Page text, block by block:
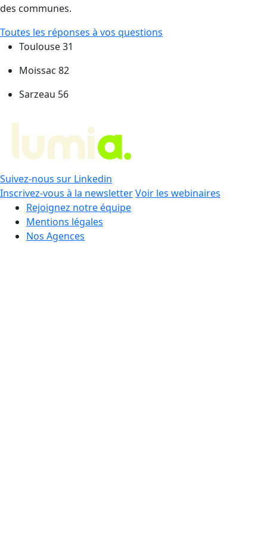
des communes.
Toutes les réponses à vos questions
Toulouse 31
Moissac 82
Sarzeau 56
Suivez-nous sur Linkedin
Inscrivez-vous à la newsletterVoir les webinaires
Rejoignez notre équipe
Mentions légales
Nos Agences